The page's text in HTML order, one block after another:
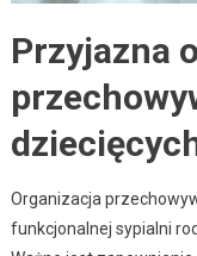
Przyjazna
Organizacja
funkcjonalnej sypialni